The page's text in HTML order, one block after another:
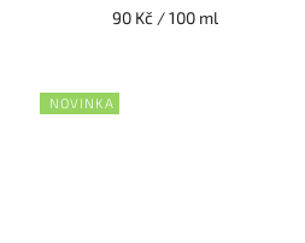
90 Kč / 100 ml
NOVINKA